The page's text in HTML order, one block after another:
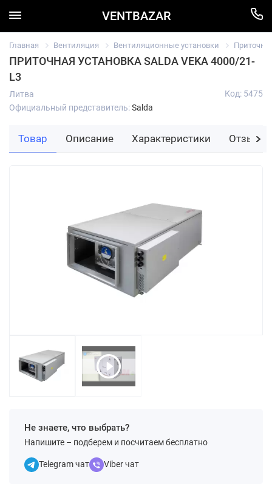
VENTBAZAR
Главная Вентиляция Вентиляционные установки
ПРИТОЧНАЯ УСТАНОВКА SALDA VEKA 4000/21-
L3
Литва
Официальный представитель:Salda
Код: 5475
Не знаете, что выбрать?
Напишите – подберем и посчитаем бесплатно
Telegram чат Viber чат
Товар Описание Характеристики Отзывы